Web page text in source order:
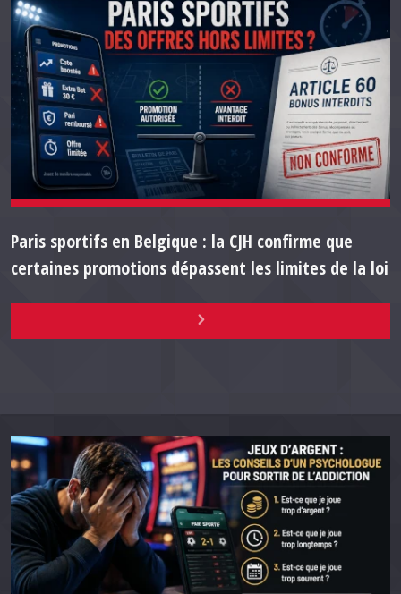
Paris sportifs en Belgique : la CJH confirme que
certaines promotions dépassent les limites de la loi